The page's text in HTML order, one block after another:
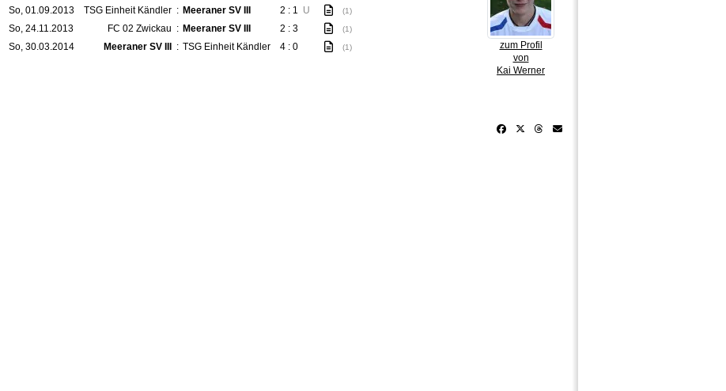
zum Profil
von
Kai Werner
So, 01.09.2013 TSG Einheit Kändler : Meeraner SV III 2 : 1 U (1)
So, 24.11.2013 FC 02 Zwickau : Meeraner SV III 2 : 3 (1)
So, 30.03.2014 Meeraner SV III : TSG Einheit Kändler 4 : 0 (1)